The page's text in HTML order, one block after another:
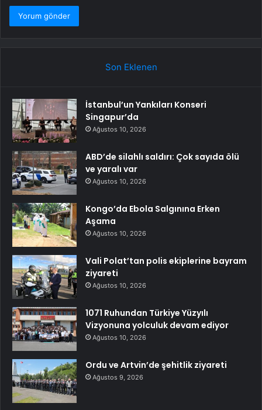
Son Eklenen
İstanbul’un Yankıları Konseri
Singapur’da
Ağustos 10, 2026
ABD’de silahlı saldırı: Çok sayıda ölü
ve yaralı var
Ağustos 10, 2026
Kongo’da Ebola Salgınına Erken
Aşama
Ağustos 10, 2026
Vali Polat’tan polis ekiplerine bayram
ziyareti
Ağustos 10, 2026
1071 Ruhundan Türkiye Yüzyılı
Vizyonuna yolculuk devam ediyor
Ağustos 10, 2026
Ordu ve Artvin’de şehitlik ziyareti
Ağustos 9, 2026